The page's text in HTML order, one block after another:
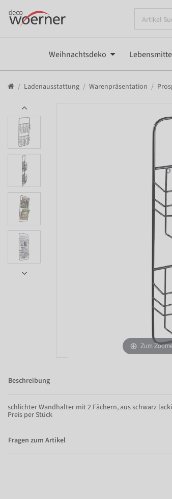
Weihnachtsdeko
Ladenausstattung Warenpräsentation
Zum
Beschreibung
schlichter Wandhalter mit 2 Fächern, aus schwarz
Preis per Stück
Fragen zum Artikel